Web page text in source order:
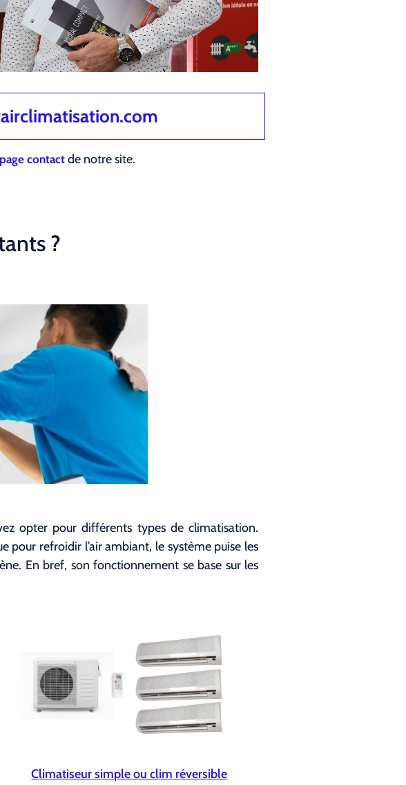
page contact de notre site.
?
opter pour différents types de climatisation.
pour refroidir l’air ambiant, le système puise les
En bref, son fonctionnement se base sur les
Climatiseur simple ou clim réversible